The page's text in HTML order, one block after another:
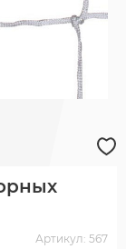
Артикул: 567